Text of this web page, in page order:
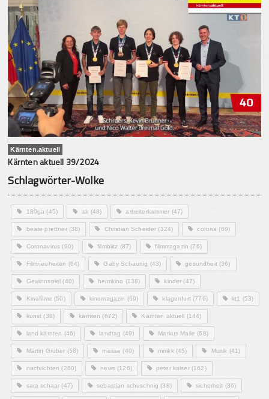
Kärnten.aktuell
Kärnten aktuell 39/2024
Schlagwörter-Wolke
180ga (45) ak (48) arbeiterkammer (47)
beate prettner(38) Christian Scheider (124) corona (69)
Coronavirus (90) filmblitz (87) filmmagazin (76)
Filmneuheiten (64) Gaby Schaunig (43) gesundheit(36)
Gewinnspiel (40) heimkino (138) kinder (47)
Kinofilme (50) kinomagazin (69) klagenfurt(776) kt1 (53)
kunst (38) kärnten (672) Kärnten aktuell (144)
land kärnten (46) landtag (49) Markus Malle (68)
Martin Gruber (58) messe (40) mmkk(45) Musik (41)
nachrichten (280) news(126) peter kaiser(162)
sara schaar (47) sebastian schuschnig (38) sicherheit (36)